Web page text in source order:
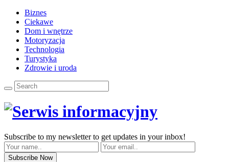
Biznes
Ciekawe
Dom i wnętrze
Motoryzacja
Technologia
Turystyka
Zdrowie i uroda
Subscribe to my newsletter to get updates in your inbox!